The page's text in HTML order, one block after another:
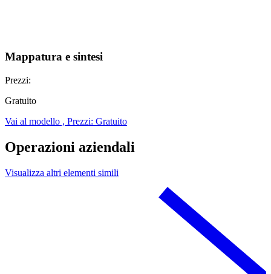
Mappatura e sintesi
Prezzi:
Gratuito
Vai al modello , Prezzi: Gratuito
Operazioni aziendali
Visualizza altri elementi simili